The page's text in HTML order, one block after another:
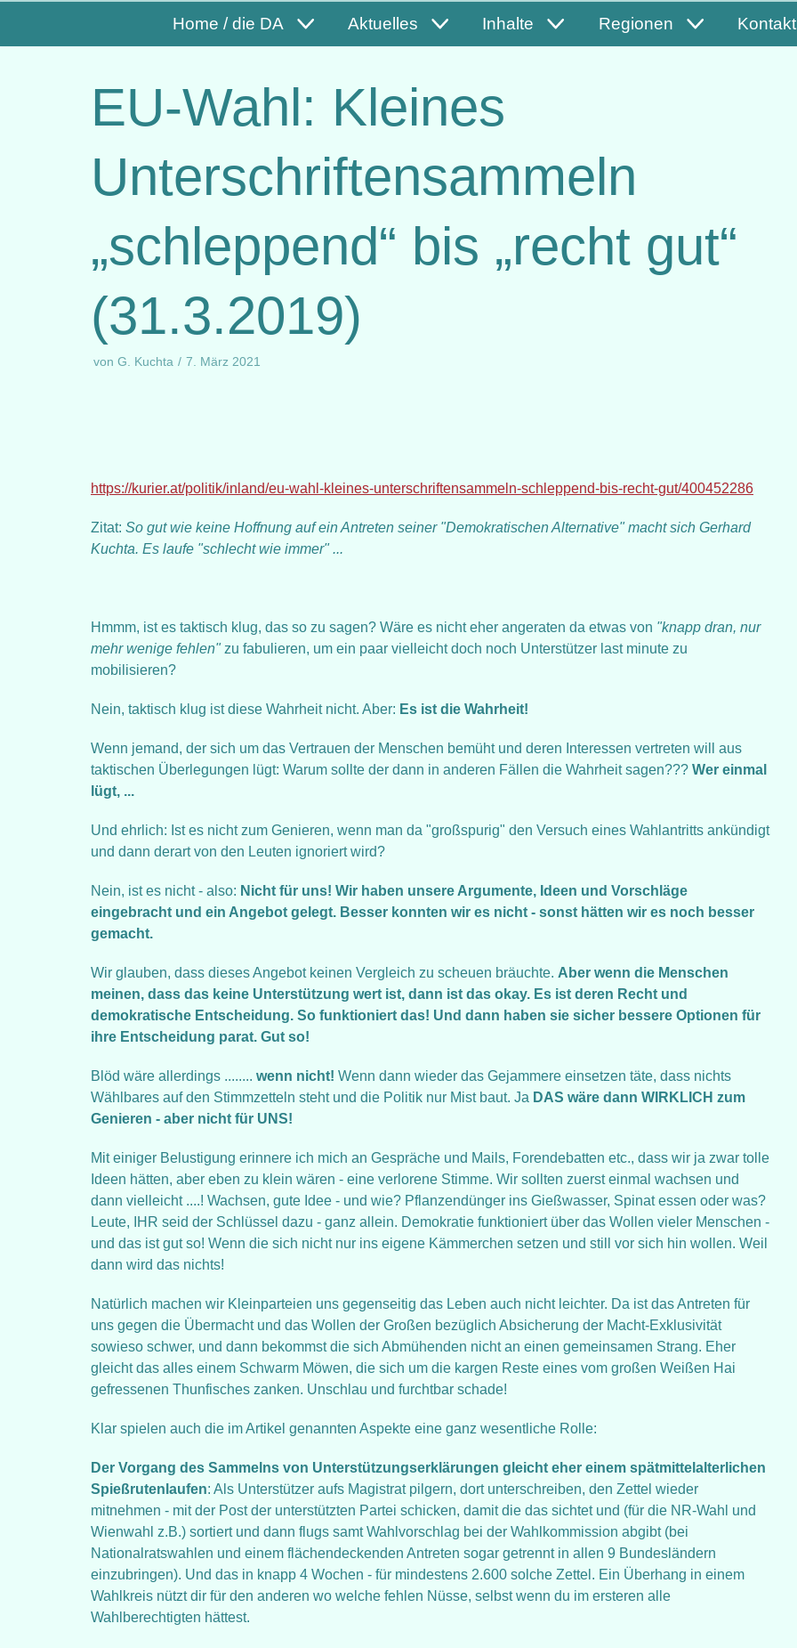
Home / die DA Aktuelles Inhalte Regionen Kontakt
EU-Wahl: Kleines
Unterschriftensammeln
„schleppend“ bis „recht gut“
(31.3.2019)
von G. Kuchta 7. März 2021
https://kurier.at/politik/inland/eu-wahl-kleines-unterschriftensammeln-schleppend-bis-recht-gut/400452286
Zitat: So gut wie keine Hoffnung auf ein Antreten seiner "Demokratischen Alternative" macht sich Gerhard
Kuchta. Es laufe "schlecht wie immer" ...
Hmmm, ist es taktisch klug, das so zu sagen? Wäre es nicht eher angeraten da etwas von "knapp dran, nur
mehr wenige fehlen"zu fabulieren, um ein paar vielleicht doch noch Unterstützer last minute zu
mobilisieren?
Nein, taktisch klug ist diese Wahrheit nicht. Aber: Es ist die Wahrheit!
Wenn jemand, der sich um das Vertrauen der Menschen bemüht und deren Interessen vertreten will aus
taktischen Überlegungen lügt: Warum sollte der dann in anderen Fällen die Wahrheit sagen??? Wer einmal
lügt, ...
Und ehrlich: Ist es nicht zum Genieren, wenn man da "großspurig" den Versuch eines Wahlantritts ankündigt
und dann derart von den Leuten ignoriert wird?
Nein, ist es nicht - also: Nicht für uns! Wir haben unsere Argumente, Ideen und Vorschläge
eingebracht und ein Angebot gelegt. Besser konnten wir es nicht - sonst hätten wir es noch besser
gemacht.
Wir glauben, dass dieses Angebot keinen Vergleich zu scheuen bräuchte. Aber wenn die Menschen
meinen, dass das keine Unterstützung wert ist, dann ist das okay. Es ist deren Recht und
demokratische Entscheidung. So funktioniert das! Und dann haben sie sicher bessere Optionen für
ihre Entscheidung parat. Gut so!
Blöd wäre allerdings ........ wenn nicht! Wenn dann wieder das Gejammere einsetzen täte, dass nichts
Wählbares auf den Stimmzetteln steht und die Politik nur Mist baut. Ja DAS wäre dann WIRKLICH zum
Genieren - aber nicht für UNS!
Mit einiger Belustigung erinnere ich mich an Gespräche und Mails, Forendebatten etc., dass wir ja zwar tolle
Ideen hätten, aber eben zu klein wären - eine verlorene Stimme. Wir sollten zuerst einmal wachsen und
dann vielleicht ....! Wachsen, gute Idee - und wie? Pflanzendünger ins Gießwasser, Spinat essen oder was?
Leute, IHR seid der Schlüssel dazu - ganz allein. Demokratie funktioniert über das Wollen vieler Menschen -
und das ist gut so! Wenn die sich nicht nur ins eigene Kämmerchen setzen und still vor sich hin wollen. Weil
dann wird das nichts!
Natürlich machen wir Kleinparteien uns gegenseitig das Leben auch nicht leichter. Da ist das Antreten für
uns gegen die Übermacht und das Wollen der Großen bezüglich Absicherung der Macht-Exklusivität
sowieso schwer, und dann bekommst die sich Abmühenden nicht an einen gemeinsamen Strang. Eher
gleicht das alles einem Schwarm Möwen, die sich um die kargen Reste eines vom großen Weißen Hai
gefressenen Thunfisches zanken. Unschlau und furchtbar schade!
Klar spielen auch die im Artikel genannten Aspekte eine ganz wesentliche Rolle:
Der Vorgang des Sammelns von Unterstützungserklärungen gleicht eher einem spätmittelalterlichen
Spießrutenlaufen: Als Unterstützer aufs Magistrat pilgern, dort unterschreiben, den Zettel wieder
mitnehmen - mit der Post der unterstützten Partei schicken, damit die das sichtet und (für die NR-Wahl und
Wienwahl z.B.) sortiert und dann flugs samt Wahlvorschlag bei der Wahlkommission abgibt (bei
Nationalratswahlen und einem flächendeckenden Antreten sogar getrennt in allen 9 Bundesländern
einzubringen). Und das in knapp 4 Wochen - für mindestens 2.600 solche Zettel. Ein Überhang in einem
Wahlkreis nützt dir für den anderen wo welche fehlen Nüsse, selbst wenn du im ersteren alle
Wahlberechtigten hättest.